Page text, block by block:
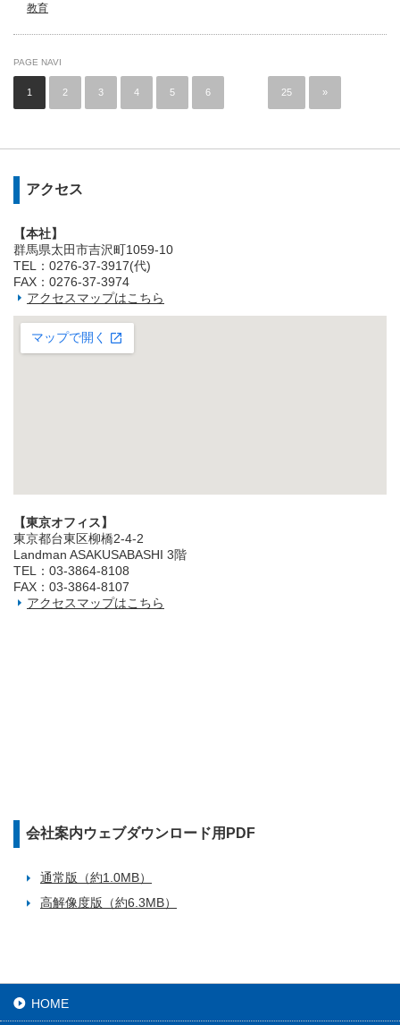
教育
PAGE NAVI
1 2 3 4 5 6 25 »
アクセス
【本社】
群馬県太田市吉沢町1059-10
TEL：0276-37-3917(代)
FAX：0276-37-3974
アクセスマップはこちら
【東京オフィス】
東京都台東区柳橋2‐4‐2
Landman ASAKUSABASHI 3階
TEL：03‐3864‐8108
FAX：03‐3864‐8107
アクセスマップはこちら
会社案内ウェブダウンロード用PDF
通常版（約1.0MB）
高解像度版（約6.3MB）
HOME